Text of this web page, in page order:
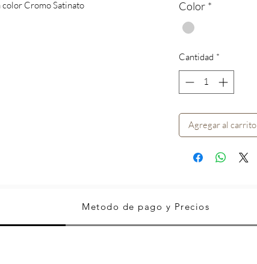
color Cromo Satinato Color *
Cantidad *
Agregar al carrito
Metodo de pago y Precios